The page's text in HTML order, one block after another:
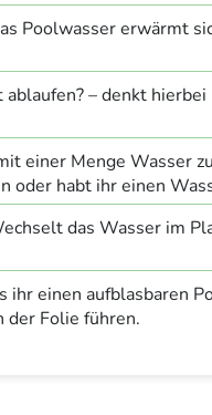
Poolwasser erwärmt
– denkt
einer Menge Wasser
habt ihr einen
das Wasser im
ihr einen aufblasbaren
der Folie führen.